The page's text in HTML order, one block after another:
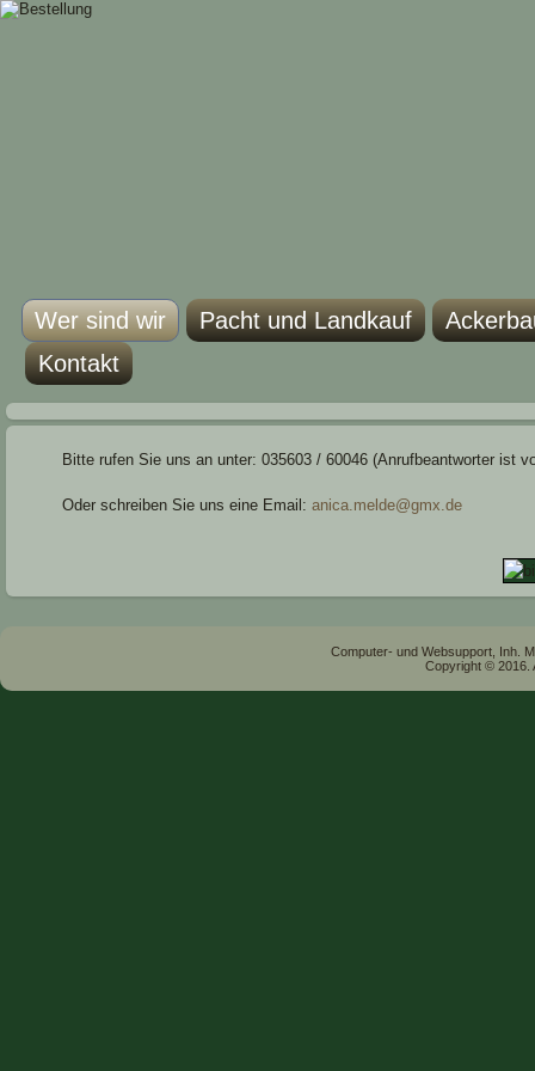
Wer sind wir Pacht und Landkauf
Kontakt
Bitte rufen Sie uns an unter: 035603 / 60046 (Anrufbeantworter ist
Oder schreiben Sie uns eine Email: anica.melde@gmx.de
Computer- und Websupport, Inh.
Copyright © 2016.